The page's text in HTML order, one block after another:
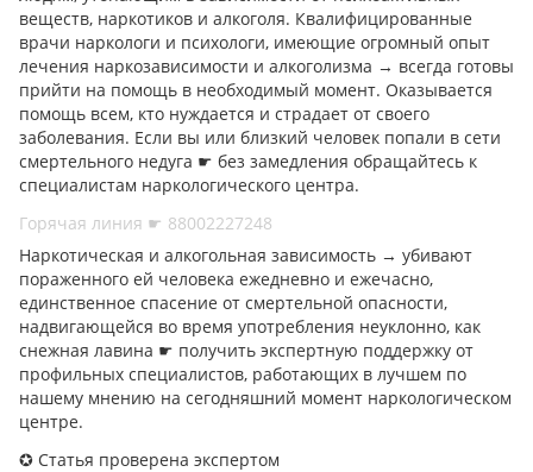
веществ, наркотиков и алкоголя. Квалифицированные
врачи наркологи и психологи, имеющие огромный опыт
лечения наркозависимости и алкоголизма → всегда готовы
прийти на помощь в необходимый момент. Оказывается
помощь всем, кто нуждается и страдает от своего
заболевания. Если вы или близкий человек попали в сети
смертельного недуга ☛ без замедления обращайтесь к
специалистам наркологического центра.
Горячая линия ☛ 88002227248
Наркотическая и алкогольная зависимость → убивают
пораженного ей человека ежедневно и ежечасно,
единственное спасение от смертельной опасности,
надвигающейся во время употребления неуклонно, как
снежная лавина ☛ получить экспертную поддержку от
профильных специалистов, работающих в лучшем по
нашему мнению на сегодняшний момент наркологическом
центре.
✪ Статья проверена экспертом